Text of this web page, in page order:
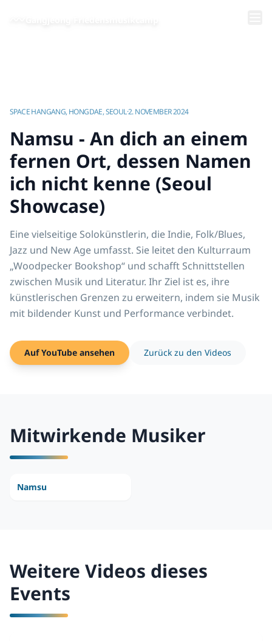
SPACE HANGANG, HONGDAE, SEOUL·2. NOVEMBER 2024
Namsu - An dich an einem
fernen Ort, dessen Namen
ich nicht kenne (Seoul
Showcase)
Eine vielseitige Solokünstlerin, die Indie, Folk/Blues,
Jazz und New Age umfasst. Sie leitet den Kulturraum
„Woodpecker Bookshop“ und schafft Schnittstellen
zwischen Musik und Literatur. Ihr Ziel ist es, ihre
künstlerischen Grenzen zu erweitern, indem sie Musik
mit bildender Kunst und Performance verbindet.
Auf YouTube ansehen Zurück zu den Videos
Mitwirkende Musiker
Namsu
Weitere Videos dieses
Events